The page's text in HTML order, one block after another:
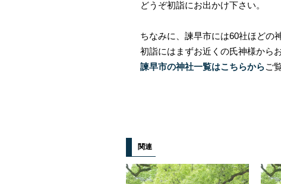
どうぞ初詣にお出かけ下さい。
ちなみに、諫早市には60社ほどの
初詣にはまずお近くの氏神様から
諫早市の神社一覧はこちらからご
関連